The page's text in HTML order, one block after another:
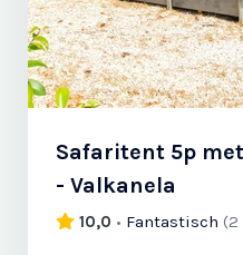
Safaritent 5p
- Valkanela
10,0 • Fantastisch (2